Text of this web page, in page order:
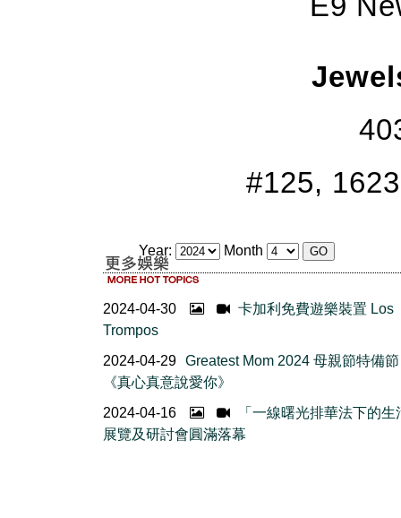
#125,
Year: Month
2024-04-30
卡加利免費遊樂裝置 Los
Trompos
2024-04-29 Greatest Mom 2024 母親節特備
《真心真意說愛你》
2024-04-16
「一線曙光排華法下的生
展覽及研討會圓滿落幕